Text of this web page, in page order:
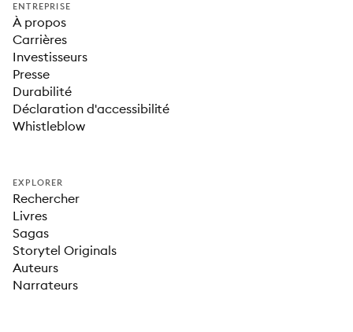
ENTREPRISE
À propos
Carrières
Investisseurs
Presse
Durabilité
Déclaration d'accessibilité
Whistleblow
EXPLORER
Rechercher
Livres
Sagas
Storytel Originals
Auteurs
Narrateurs